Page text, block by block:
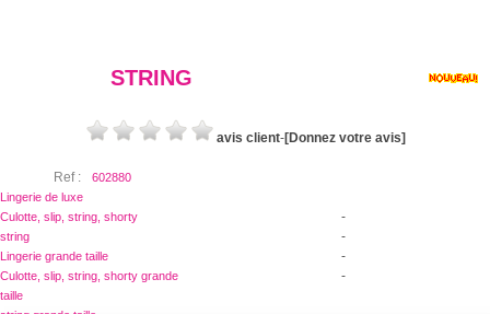
STRING
avis client-[Donnez votre avis]
Ref :
602880
Lingerie de luxe
-
Culotte, slip, string, shorty
-
string
-
Lingerie grande taille
-
Culotte, slip, string, shorty grande
taille